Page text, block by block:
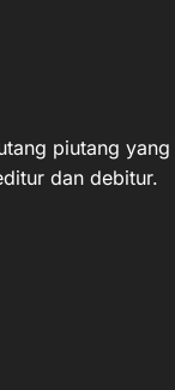
piutang
dan debitur.